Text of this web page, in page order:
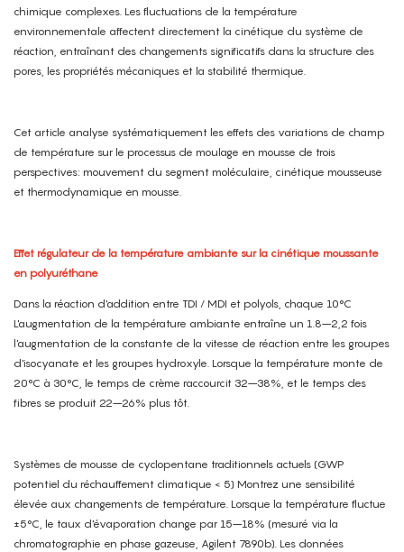
chimique complexes. Les fluctuations de la température
environnementale affectent directement la cinétique du système de
réaction, entraînant des changements significatifs dans la structure des
pores, les propriétés mécaniques et la stabilité thermique.
Cet article analyse systématiquement les effets des variations de champ
de température sur le processus de moulage en mousse de trois
perspectives: mouvement du segment moléculaire, cinétique mousseuse
et thermodynamique en mousse.
Effet régulateur de la température ambiante sur la cinétique moussante
en polyuréthane
Dans la réaction d'addition entre TDI / MDI et polyols, chaque 10°C
L'augmentation de la température ambiante entraîne un 1.8–2,2 fois
l'augmentation de la constante de la vitesse de réaction entre les groupes
d'isocyanate et les groupes hydroxyle. Lorsque la température monte de
20°C à 30°C, le temps de crème raccourcit 32–38%, et le temps des
fibres se produit 22–26% plus tôt.
Systèmes de mousse de cyclopentane traditionnels actuels (GWP
potentiel du réchauffement climatique < 5) Montrez une sensibilité
élevée aux changements de température. Lorsque la température fluctue
±5°C, le taux d'évaporation change par 15–18% (mesuré via la
chromatographie en phase gazeuse, Agilent 7890b). Les données